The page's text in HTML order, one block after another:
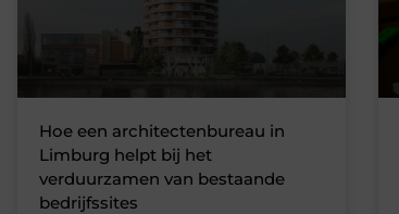
Hoe een architectenbureau in
Limburg helpt bij het
verduurzamen van bestaande
bedrijfssites